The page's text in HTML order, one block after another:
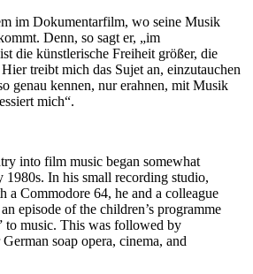
im Dokumentarfilm, wo seine Musik
Denn, so sagt er, „im
die künstlerische Freiheit größer, die
treibt mich das Sujet an, einzutauchen
genau kennen, nur erahnen, mit Musik
mich“.
into film music began somewhat
1980s. In his small recording studio,
a Commodore 64, he and a colleague
episode of the children’s programme
to music. This was followed by
soap opera, cinema, and